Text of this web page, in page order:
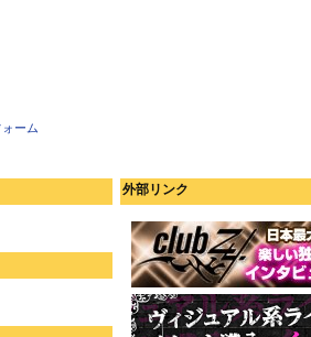
ーム
外部リンク